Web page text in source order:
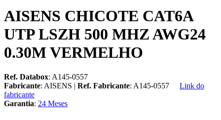
AISENS CHICOTE CAT6A
UTP LSZH 500 MHZ AWG24
0.30M VERMELHO
Ref. Databox: A145-0557
Fabricante: AISENS | Ref. Fabricante: A145-0557
Link do
fabricante
Garantia: 24 Meses